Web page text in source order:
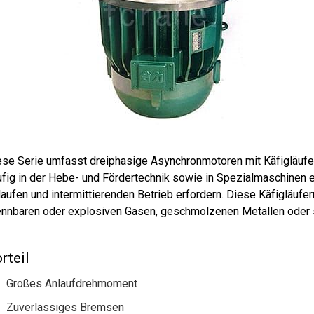
Serie umfasst dreiphasige Asynchronmotoren mit
in der Hebe- und Fördertechnik sowie in
und intermittierenden Betrieb erfordern. Diese
oder explosiven Gasen, geschmolzenen Metallen
Großes Anlaufdrehmoment
Zuverlässiges Bremsen